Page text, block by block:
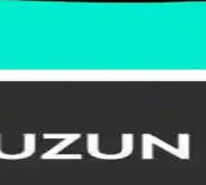
hızlı geçiş ve
Ergonomik